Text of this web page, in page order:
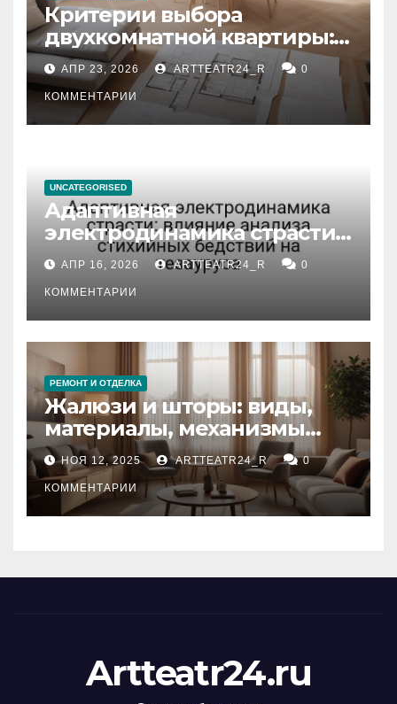
Критерии выбора
двухкомнатной квартиры:
планировка, площадь,
состояние и документация
АПР 23, 2026 ARTTEATR24_R 0
КОММЕНТАРИИ
UNCATEGORISED
Адаптивная
электродинамика страсти:
влияние анализа
стихийных бедствий на
тезауруса
АПР 16, 2026 ARTTEATR24_R 0
КОММЕНТАРИИ
РЕМОНТ И ОТДЕЛКА
Жалюзи и шторы: виды,
материалы, механизмы
управления и уход
НОЯ 12, 2025 ARTTEATR24_R 0
КОММЕНТАРИИ
Artteatr24.ru